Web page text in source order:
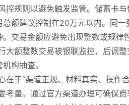
控规则以避免触发监管。储蓄卡
额建议控制在20万元以内。同
。交易金额应避免出现整数或规
大额整数交易被银联监控，后调
构抽查。
在于“渠道正规、材料真实、操
考量。通过官方渠道办理可确保